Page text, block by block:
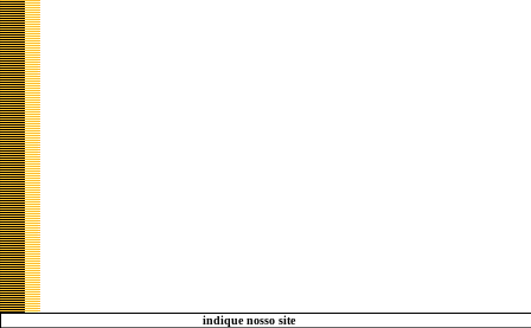
indique nosso site